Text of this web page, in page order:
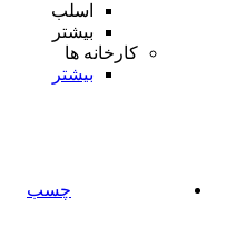
اسلب
بیشتر
کارخانه ها
بیشتر
چسب